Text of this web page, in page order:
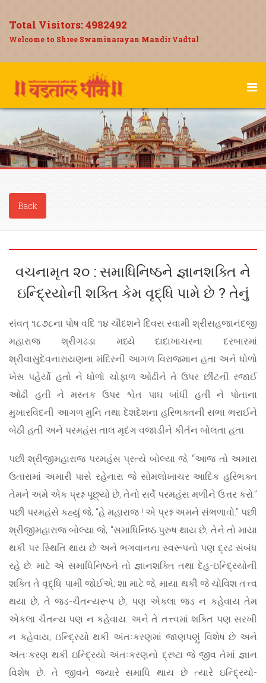
Total Visitors:4982492
Welcome to Shree Swaminarayan Mandir Vadtal
Back
વચનામૃત ૨૦ : સમાધિનિષ્ઠને જ્ઞાનશક્તિ ને
ઇન્દ્રિયોની શક્તિ કેમ વૃદ્ધિ પામે છે ? તેનું
સંવત્ ૧૮૭૮ના પોષ વદિ ૧૪ ચૌદશને દિવસ સ્વામી શ્રીસહજાનંદજી
મહારાજ શ્રીગઢડા મધ્યે દાદાખાચરના દરબારમાં
શ્રીવાસુદેવનારાયણના મંદિરની આગળ વિરાજમાન હતા અને ધોળો
ખેસ પહેર્યો હતો ને ધોળો ચોફાળ ઓઢીને તે ઉપર છીંટની રજાઈ
ઓઢી હતી ને મસ્તક ઉપર શ્વેત પાઘ બાંધી હતી ને પોતાના
મુખારવિંદની આગળ મુનિ તથા દેશદેશના હરિભક્તની સભા ભરાઈને
બેઠી હતી અને પરમહંસ તાલ મૃદંગ વજાડીને કીર્તન બોલતા હતા.
પછી શ્રીજીમહારાજ પરમહંસ પ્રત્યે બોલ્યા જે, “આજ તો અમારા
ઉતારામાં અમારી પાસે રહેનારા જે સોમલોખાચર આદિક હરિભક્ત
તેમને અમે એક પ્રશ્ન પૂછ્યો છે, તેનો સર્વે પરમહંસ મળીને ઉત્તર કરો.”
પછી પરમહંસે કહ્યું જે, “હે મહારાજ ! એ પ્રશ્ન અમને સંભળાવો.” પછી
શ્રીજીમહારાજ બોલ્યા જે, “સમાધિનિષ્ઠ પુરુષ થાય છે, તેને તો માયા
થકી પર સ્થિતિ થાય છે અને ભગવાનના સ્વરૂપનો પણ દ્રઢ સંબંધ
રહે છે. માટે એ સમાધિનિષ્ઠને તો જ્ઞાનશક્તિ તથા દેહ-ઇન્દ્રિયોની
શક્તિ તે વૃદ્ધિ પામી જોઈએ; શા માટે જે, માયા થકી જે ચોવિશ તત્ત્વ
થયા છે, તે જડ-ચૈતન્યરૂપ છે, પણ એકલા જડ ન કહેવાય તેમ
એકલા ચૈતન્ય પણ ન કહેવાય. અને તે તત્ત્વમાં શક્તિ પણ સરખી
ન કહેવાય; ઇન્દ્રિયો થકી અંતઃકરણમાં જાણપણું વિશેષ છે અને
અંતઃકરણ થકી ઇન્દ્રિયો અંતઃકરણનો દ્રષ્ટા જે જીવ તેમાં જ્ઞાન
વિશેષ છે. તે જીવને જ્યારે સમાધિ થાય છે ત્યારે ઇન્દ્રિયો-